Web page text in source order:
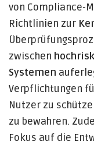
von Compliance-
Richtlinien zur
zwischen
Systemen
Verpflichtungen
Nutzer zu
zu bewahren.
Fokus auf die